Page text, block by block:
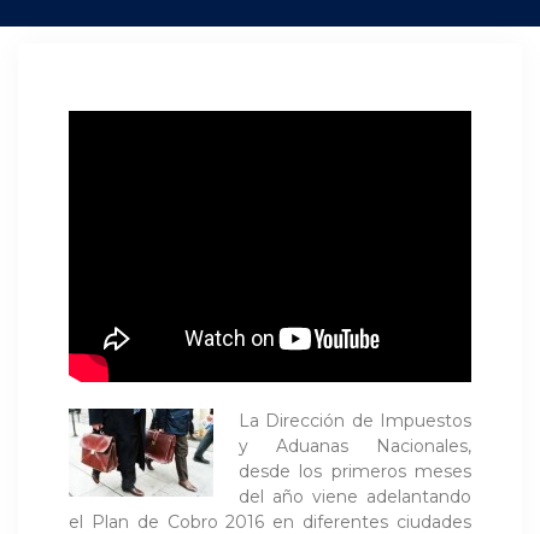
La Dirección de Impuestos
y Aduanas Nacionales,
desde los primeros meses
del año viene adelantando
el Plan de Cobro 2016 en diferentes ciudades